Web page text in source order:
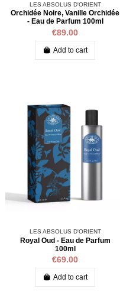
LES ABSOLUS D'ORIENT
Orchidée Noire, Vanille Orchidée
- Eau de Parfum 100ml
€89.00
Add to cart
LES ABSOLUS D'ORIENT
Royal Oud - Eau de Parfum
100ml
€69.00
Add to cart